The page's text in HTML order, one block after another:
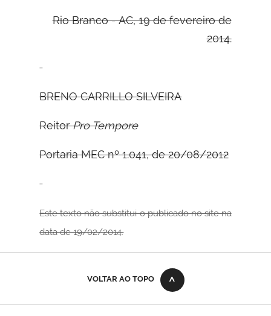
Rio Branco - AC, 19 de fevereiro de
2014.
BRENOCARRILLOSILVEIRA
ReitorPro Tempore
Portaria MEC nº 1.041, de 20/08/2012
Este texto não substitui o publicado no site na
data de 19/02/2014.
VOLTAR AO TOPO